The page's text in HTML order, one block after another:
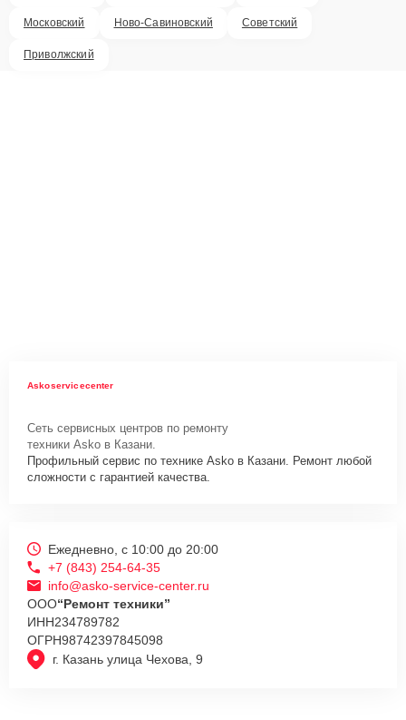
Московский Ново-Савиновский Советский
Приволжский
Askoservicecenter
Сеть сервисных центров по ремонту
техники Asko в Казани.
Профильный сервис по технике Asko в Казани. Ремонт любой
сложности с гарантией качества.
г. Казань улица Чехова, 9
Ежедневно, с 10:00 до 20:00
+7 (843) 254-64-35
info@asko-service-center.ru
ООО“Ремонт техники”
ИНН234789782
ОГРН98742397845098